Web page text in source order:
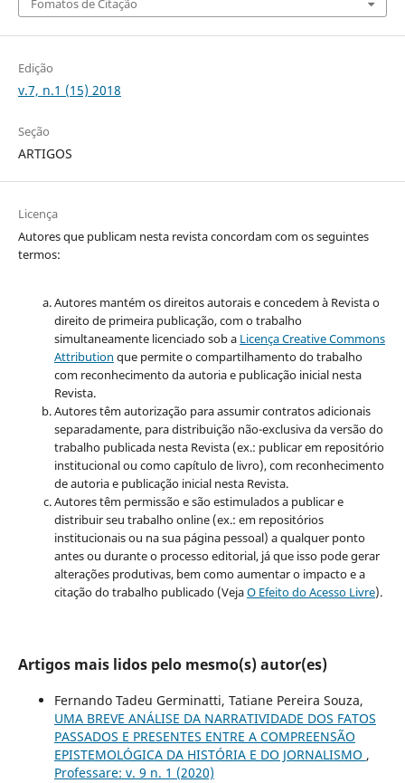
Fomatos de Citação
Edição
v.7, n.1 (15) 2018
Seção
ARTIGOS
Licença
Autores que publicam nesta revista concordam com os seguintes
termos:
Autores mantém os direitos autorais e concedem à Revista o
direito de primeira publicação, com o trabalho
simultaneamente licenciado sob a Licença Creative Commons
Attribution que permite o compartilhamento do trabalho
com reconhecimento da autoria e publicação inicial nesta
Revista.
Autores têm autorização para assumir contratos adicionais
separadamente, para distribuição não-exclusiva da versão do
trabalho publicada nesta Revista (ex.: publicar em repositório
institucional ou como capítulo de livro), com reconhecimento
de autoria e publicação inicial nesta Revista.
Autores têm permissão e são estimulados a publicar e
distribuir seu trabalho online (ex.: em repositórios
institucionais ou na sua página pessoal) a qualquer ponto
antes ou durante o processo editorial, já que isso pode gerar
alterações produtivas, bem como aumentar o impacto e a
citação do trabalho publicado (VejaO Efeito do Acesso Livre).
Artigos mais lidos pelo mesmo(s) autor(es)
Fernando Tadeu Germinatti, Tatiane Pereira Souza,
UMA BREVE ANÁLISE DA NARRATIVIDADE DOS FATOS
PASSADOS E PRESENTES ENTRE A COMPREENSÃO
EPISTEMOLÓGICA DA HISTÓRIA E DO JORNALISMO ,
Professare: v. 9 n. 1 (2020)